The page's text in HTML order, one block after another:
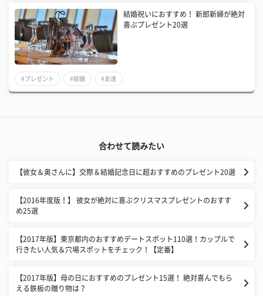
結婚祝いにおすすめ！ 新郎新婦が絶対
喜ぶプレゼント20選
#プレゼント #結婚 #友達
合わせて読みたい
【彼女＆奥さんに】交際＆結婚記念日に超おすすめのプレゼント20選
【2016年度版！】 彼女が絶対に喜ぶクリスマスプレゼントのおすす
め25選
【2017年版】東京都内のおすすめデートスポット110選！カップルで
行きたい人気＆穴場スポットをチェック！【定番】
【2017年版】母の日におすすめのプレゼント15選！ 絶対喜んでもら
える鉄板の贈り物は？